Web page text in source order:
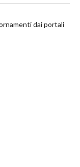
dai portali